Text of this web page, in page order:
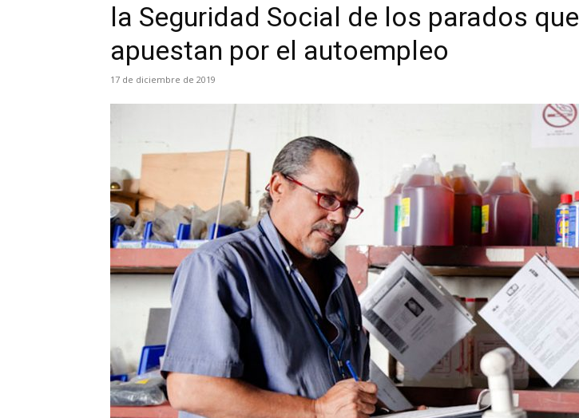
la Seguridad Social de los parados que
apuestan por el autoempleo
17 de diciembre de 2019